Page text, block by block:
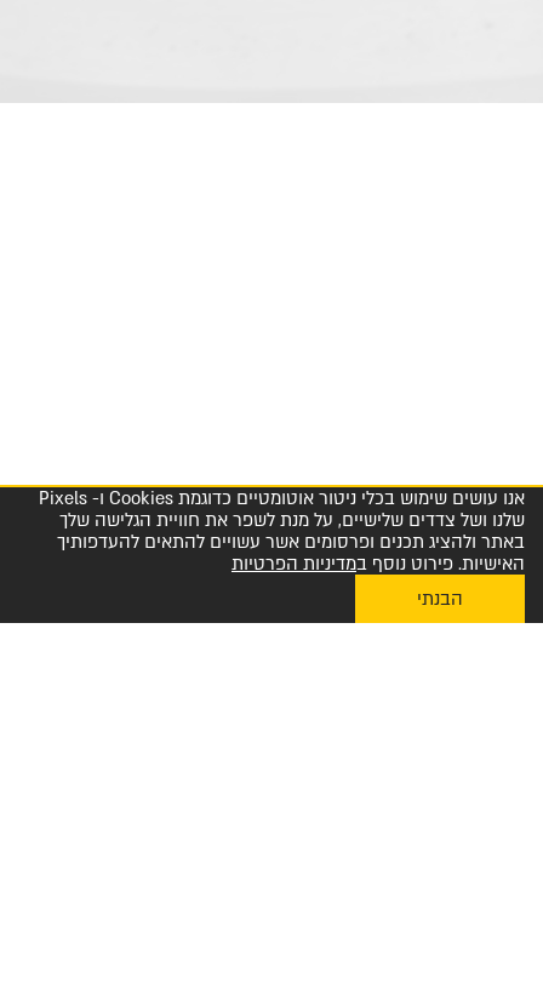
אנו עושים שימוש בכלי ניטור אוטומטיים כדוגמת Cookies ו- Pixels
שלנו ושל צדדים שלישיים, על מנת לשפר את חוויית הגלישה שלך
באתר ולהציג תכנים ופרסומים אשר עשויים להתאים להעדפותיך
האישיות. פירוט נוסף במדיניות הפרטיות
הבנתי